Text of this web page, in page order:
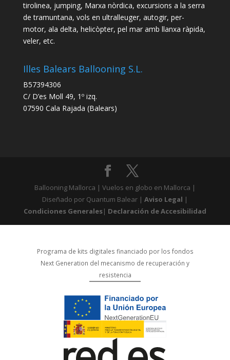
tirolinea, jumping, Marxa nòrdica, excursions a la serra
de tramuntana, vols en ultralleuger, autogir, per-
motor, ala delta, helicòpter, pel mar amb llanxa ràpida,
veler, etc.
Illes Balears Ballooning S.L.
B57394306
C/ D’es Moll 49, 1º izq.
07590 Cala Rajada (Balears)
Ballooning Mallorca | Vuelos en globo en Mallorca |
Diseñado por Quantum Balear | Aviso Legal |
Condiciones Generales| Declaración de Accesibilidad
Programa de kits digitales financiado por los fondos
Next Generation del mecanismo de recuperación y
resistencia